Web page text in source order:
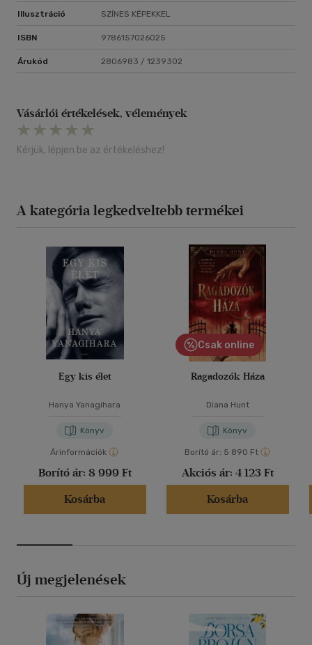
mélye és az erdők árnyai között a szerelem nem megment...
Illusztráció SZÍNES KÉPEKKEL
ISBN 9786157026025
Árukód 2806983 / 1239302
Vásárlói értékelések, vélemények
Kérjük, lépjen be az értékeléshez!
A kategória legkedveltebb termékei
Egy kis élet
Hanya Yanagihara
Könyv
Árinformációk
Borító ár: 8 999 Ft
Kosárba
Csak online
Ragadozók Háza
Diana Hunt
Könyv
Borító ár: 5 890 Ft
Akciós ár: 4 123 Ft
Kosárba
Új megjelenések